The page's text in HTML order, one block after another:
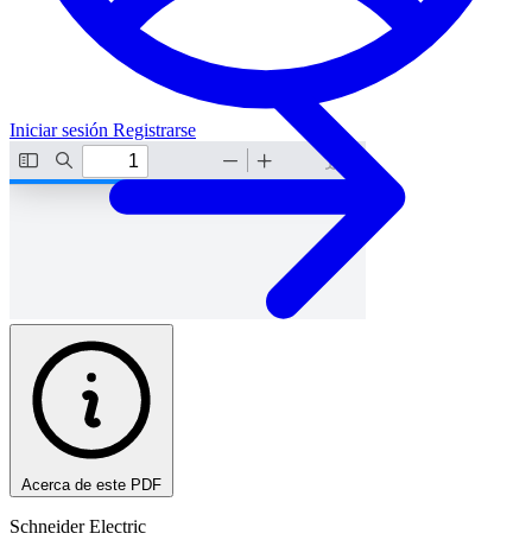
Iniciar sesión Registrarse
Acerca de este PDF
Schneider Electric